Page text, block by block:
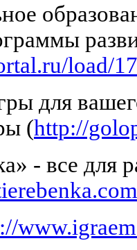
load/
для
(http://
- все для